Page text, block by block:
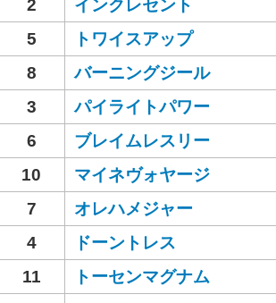
2 インクレセント
5 トワイスアップ
8 バーニングジール
3 パイライトパワー
6 ブレイムレスリー
10 マイネヴォヤージ
7 オレハメジャー
4 ドーントレス
11 トーセンマグナム